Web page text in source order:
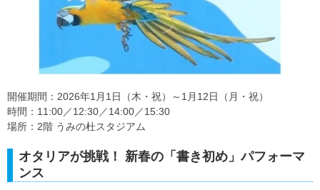
開催期間：2026年1月1日（木・祝）～1月12日（月・祝）
時間：11:00／12:30／14:00／15:30
場所：2階 うみの杜スタジアム
オタリアが挑戦！ 新春の「書き初め」パフォーマ
ンス